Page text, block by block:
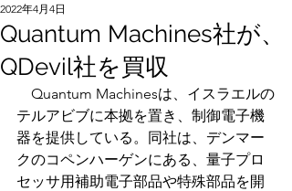
Quantum Machines社が、
QDevil社を買収
2022年4月4日
Quantum Machinesは、イスラエルの
テルアビブに本拠を置き、制御電子機
器を提供している。同社は、デンマー
クのコペンハーゲンにある、量子プロ
セッサ用補助電子部品や特殊部品を開